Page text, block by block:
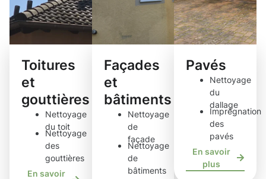
Toitures
et
gouttières
Nettoyage
du toit
Nettoyage
des
gouttières
En savoir
Façades
et
bâtiments
Nettoyage
de
façade
Nettoyage
de
bâtiments
Pavés
Nettoyage
du
dallage
Imprégnation
des
pavés
En savoir
plus